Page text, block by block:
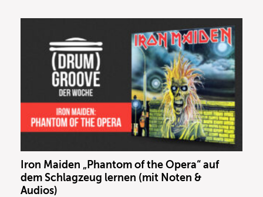
Iron Maiden „Phantom of the Opera“ auf
dem Schlagzeug lernen (mit Noten &
Audios)